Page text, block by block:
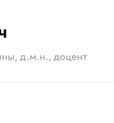
д.м.н., доцент